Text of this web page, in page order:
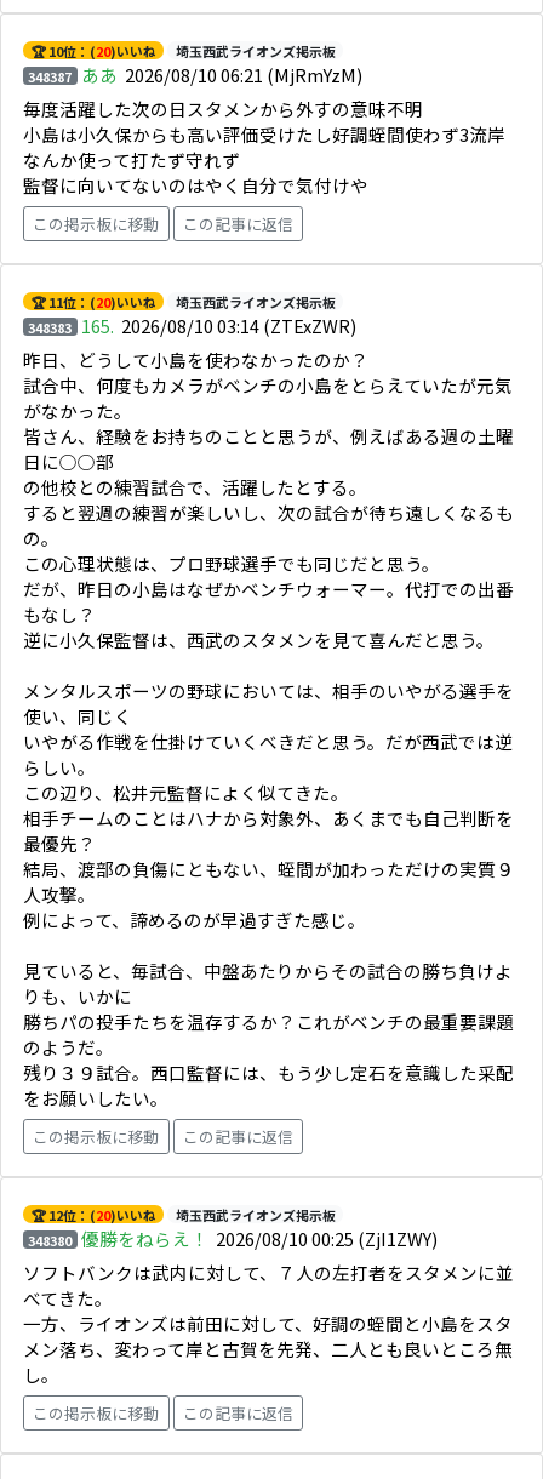
🏆 10位：(20)いいね
埼玉西武ライオンズ掲示板
348387
ああ 2026/08/10 06:21 (MjRmYzM)
毎度活躍した次の日スタメンから外すの意味不明
小島は小久保からも高い評価受けたし好調蛭間使わず3流岸
なんか使って打たず守れず
監督に向いてないのはやく自分で気付けや
この掲示板に移動 この記事に返信
🏆 11位：(20)いいね
埼玉西武ライオンズ掲示板
348383 165. 2026/08/10 03:14(ZTExZWR)
昨日、どうして小島を使わなかったのか？
試合中、何度もカメラがベンチの小島をとらえていたが元気
がなかった。
皆さん、経験をお持ちのことと思うが、例えばある週の土曜
日に○○部
の他校との練習試合で、活躍したとする。
すると翌週の練習が楽しいし、次の試合が待ち遠しくなるも
の。
この心理状態は、プロ野球選手でも同じだと思う。
だが、昨日の小島はなぜかベンチウォーマー。代打での出番
もなし？
逆に小久保監督は、西武のスタメンを見て喜んだと思う。
メンタルスポーツの野球においては、相手のいやがる選手を
使い、同じく
いやがる作戦を仕掛けていくべきだと思う。だが西武では逆
らしい。
この辺り、松井元監督によく似てきた。
相手チームのことはハナから対象外、あくまでも自己判断を
最優先？
結局、渡部の負傷にともない、蛭間が加わっただけの実質９
人攻撃。
例によって、諦めるのが早過すぎた感じ。
見ていると、毎試合、中盤あたりからその試合の勝ち負けよ
りも、いかに
勝ちパの投手たちを温存するか？これがベンチの最重要課題
のようだ。
残り３９試合。西口監督には、もう少し定石を意識した采配
をお願いしたい。
この掲示板に移動 この記事に返信
🏆 12位：(20)いいね
埼玉西武ライオンズ掲示板
348380 優勝をねらえ！ 2026/08/10 00:25 (ZjI1ZWY)
ソフトバンクは武内に対して、７人の左打者をスタメンに並
べてきた。
一方、ライオンズは前田に対して、好調の蛭間と小島をスタ
メン落ち、変わって岸と古賀を先発、二人とも良いところ無
し。
この掲示板に移動 この記事に返信